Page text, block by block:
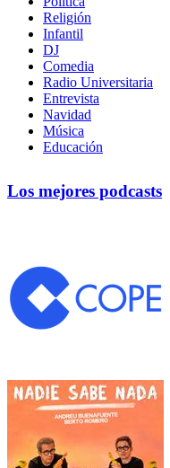
Religión
Infantil
DJ
Comedia
Radio Universitaria
Entrevista
Navidad
Música
Educación
Los mejores podcasts